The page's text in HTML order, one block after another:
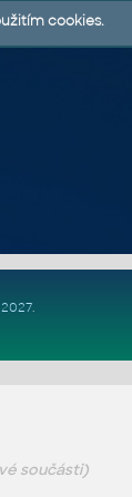
2027.
součásti)
cookies.